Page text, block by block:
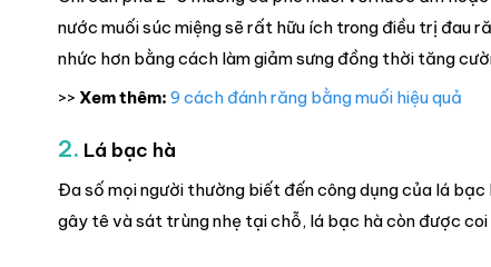
nước muối súc miệng sẽ rất hữu ích trong điều trị đau
nhức hơn bằng cách làm giảm sưng đồng thời tăng
>> Xem thêm: 9 cách đánh răng bằng muối hiệu quả
2. Lá bạc hà
Đa số mọi người thường biết đến công dụng của lá
gây tê và sát trùng nhẹ tại chỗ, lá bạc hà còn được